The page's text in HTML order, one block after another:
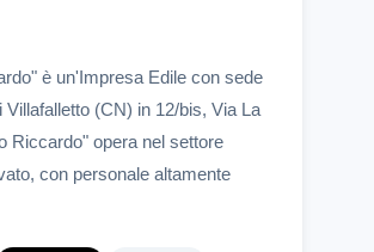
è un'Impresa Edile con sede
Villafalletto (CN) in 12/bis, Via La
Riccardo" opera nel settore
con personale altamente